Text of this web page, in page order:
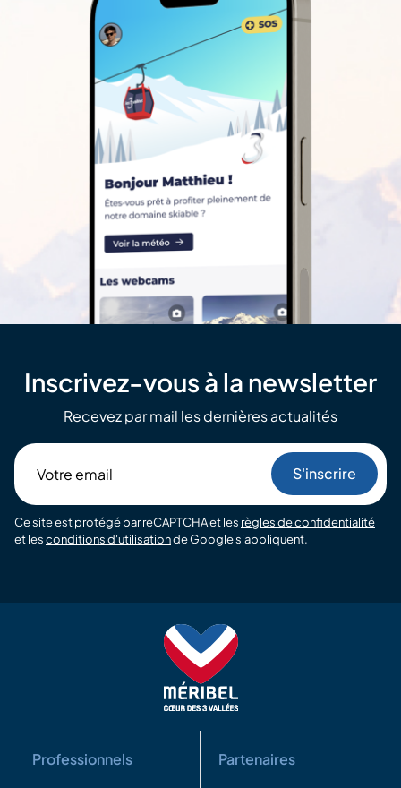
Inscrivez-vous à la newsletter
Recevez par mail les dernières actualités
email
Ce site est protégé par reCAPTCHA et les règles de confidentialité
et lesconditions d'utilisationde Google s'appliquent.
Professionnels Partenaires